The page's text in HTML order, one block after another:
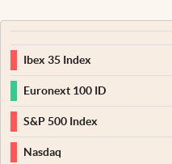
Ibex 35 Index
Euronext 100 ID
S&P 500 Index
Nasdaq